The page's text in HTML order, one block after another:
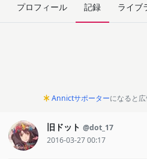
プロフィール 記録 ライブ
Annictサポーターになると
旧ドット @dot_17
2016-03-27 00:17